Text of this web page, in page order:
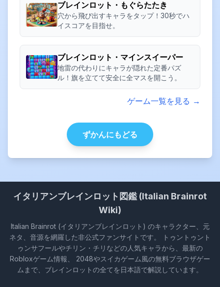
ブレインロット・もぐらたたき
穴から飛び出すキャラをタップ！30秒でハ
イスコアを目指せ。
ブレインロット・マインスイーパー
地雷の代わりにキャラが隠れた定番パズ
ル！旗を立てて安全に全マスを開こう。
ゲーム一覧を見る →
ずかんにもどる
イタリアンブレインロット図鑑 (Italian Brainrot
Wiki)
Italian Brainrot (イタリアンブレインロット) のキャラクター、元
ネタ、音源を網羅した非公式ファンサイトです。 トゥントゥント
ゥンサフールやチリン・チリなどの人気キャラから、最新の
Robloxゲーム情報、 2048やスイカゲーム風の無料ブラウザゲー
ムまで、ブレインロットの全てを日本語で解説しています。